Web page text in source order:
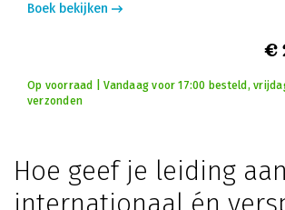
Boek bekijken
€
Op voorraad | Vandaag voor 17:00 besteld,
verzonden
Hoe geef je leiding